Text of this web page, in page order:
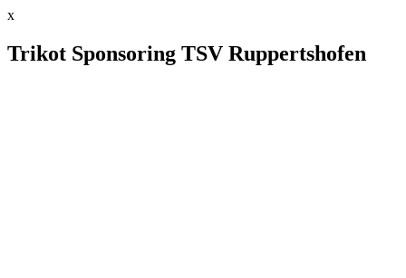
x
Trikot Sponsoring TSV Ruppertshofen